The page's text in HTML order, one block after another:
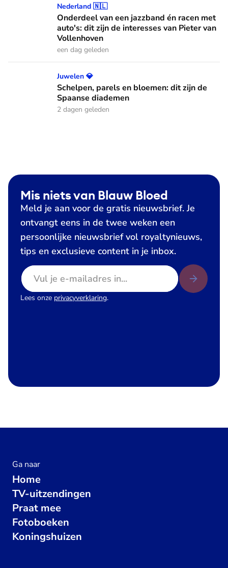
Onderdeel van een jazzband én racen met auto's: dit zijn
Nederland 🇳🇱
Onderdeel van een jazzband én racen met
auto's: dit zijn de interesses van Pieter van
Vollenhoven
een dag geleden
Schelpen, parels en bloemen: dit zijn de Spaanse diademen
Juwelen 💎
Schelpen, parels en bloemen: dit zijn de
Spaanse diademen
2 dagen geleden
Mis niets van Blauw Bloed
Meld je aan voor de gratis nieuwsbrief. Je
ontvangt eens in de twee weken een
persoonlijke nieuwsbrief vol royaltynieuws,
tips en exclusieve content in je inbox.
E-mailadres
Lees onze privacyverklaring.
Ga naar
Home
TV-uitzendingen
Praat mee
Fotoboeken
Koningshuizen